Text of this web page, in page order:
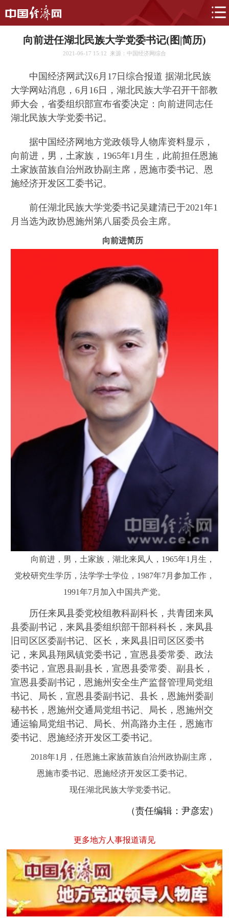
向前进任湖北民族大学党委书记(图|简历)
2021-06-17 15:12 来源：中国经济网综合
中国经济网武汉6月17日综合报道 据湖北民族
大学网站消息，6月16日，湖北民族大学召开干部教
师大会，省委组织部宣布省委决定：向前进同志任
湖北民族大学党委书记。
据中国经济网地方党政领导人物库资料显示，
向前进，男，土家族，1965年1月生，此前担任恩施
土家族苗族自治州政协副主席，恩施市委书记、恩
施经济开发区工委书记。
前任湖北民族大学党委书记吴建清已于2021年1
月当选为政协恩施州第八届委员会主席。
向前进简历
向前进，男，土家族，湖北来凤人，1965年1月生，
党校研究生学历，法学学士学位，1987年7月参加工作，
1991年7月加入中国共产党。
历任来凤县委党校组教科副科长，共青团来凤
县委副书记，来凤县委组织部干部科科长，来凤县
旧司区区委副书记、区长，来凤县旧司区区委书
记，来凤县翔凤镇党委书记，宣恩县委常委、政法
委书记，宣恩县副县长，宣恩县委常委、副县长，
宣恩县委副书记，恩施州安全生产监督管理局党组
书记、局长，宣恩县委副书记、县长，恩施州委副
秘书长，恩施州交通局党组书记、局长，恩施州交
通运输局党组书记、局长、州高路办主任，恩施市
委书记、恩施经济开发区工委书记。
2018年1月，任恩施土家族苗族自治州政协副主席，
恩施市委书记、恩施经济开发区工委书记。
现任湖北民族大学党委书记。
（责任编辑：尹彦宏）
更多地方人事报道请见